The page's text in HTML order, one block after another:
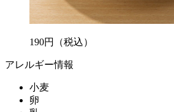
190円 （税込）
アレルギー情報
小麦
卵